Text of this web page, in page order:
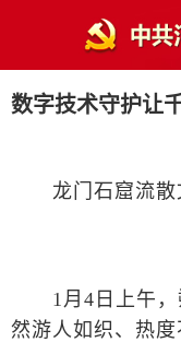
数字技术守护让
龙门石窟流散
1月4日上午，
然游人如织、热度